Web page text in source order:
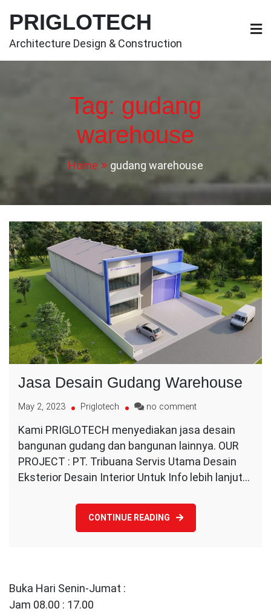
content
PRIGLOTECH
Architecture Design & Construction
Tag: gudang
warehouse
Home gudang warehouse
Jasa Desain Gudang Warehouse
May 2, 2023 Priglotech no commenton
Desain
Gudang
Warehouse
Kami PRIGLOTECH menyediakan jasa desain
bangunan gudang dan bangunan lainnya. OUR
PROJECT : PT. Tribuana Servis Utama Desain
Eksterior Desain Interior Untuk Info lebih lanjut…
CONTINUE READING
Buka Hari Senin-Jumat :
Jam 08.00 : 17.00